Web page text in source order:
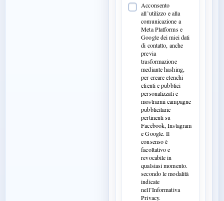
Acconsento
all’utilizzo e alla
comunicazione a
Meta Platforms e
Google dei miei dati
di contatto, anche
previa
trasformazione
mediante hashing,
per creare elenchi
clienti e pubblici
personalizzati e
mostrarmi campagne
pubblicitarie
pertinenti su
Facebook, Instagram
e Google. Il
consenso è
facoltativo e
revocabile in
qualsiasi momento.
secondo le modalità
indicate
nell’Informativa
Privacy.